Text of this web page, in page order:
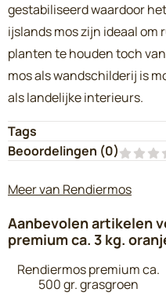
gestabiliseerd waardoor
ijslands mos zijn ideaal om
planten te houden toch
mos als wandschilderij is
als landelijke interieurs.
Tags
Beoordelingen (0)
Meer van Rendiermos
Aanbevolen artikelen
premium ca. 3 kg.
Rendiermos premium ca.
500 gr. grasgroen